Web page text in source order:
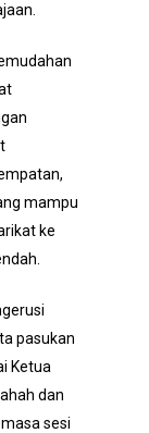
mampu
ke
pasukan
Ketua
dan
sesi